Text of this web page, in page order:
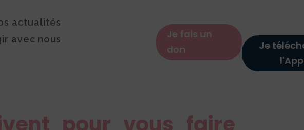
actualités
avec nous
Je fais un
don
Je
l'App